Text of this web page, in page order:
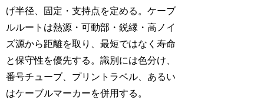
げ半径、固定・支持点を定める。ケーブ
ルルートは熱源・可動部・鋭縁・高ノイ
ズ源から距離を取り、最短ではなく寿命
と保守性を優先する。識別には色分け、
番号チューブ、プリントラベル、あるい
はケーブルマーカーを併用する。